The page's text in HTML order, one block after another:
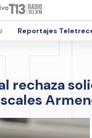
Reportajes
rechaza